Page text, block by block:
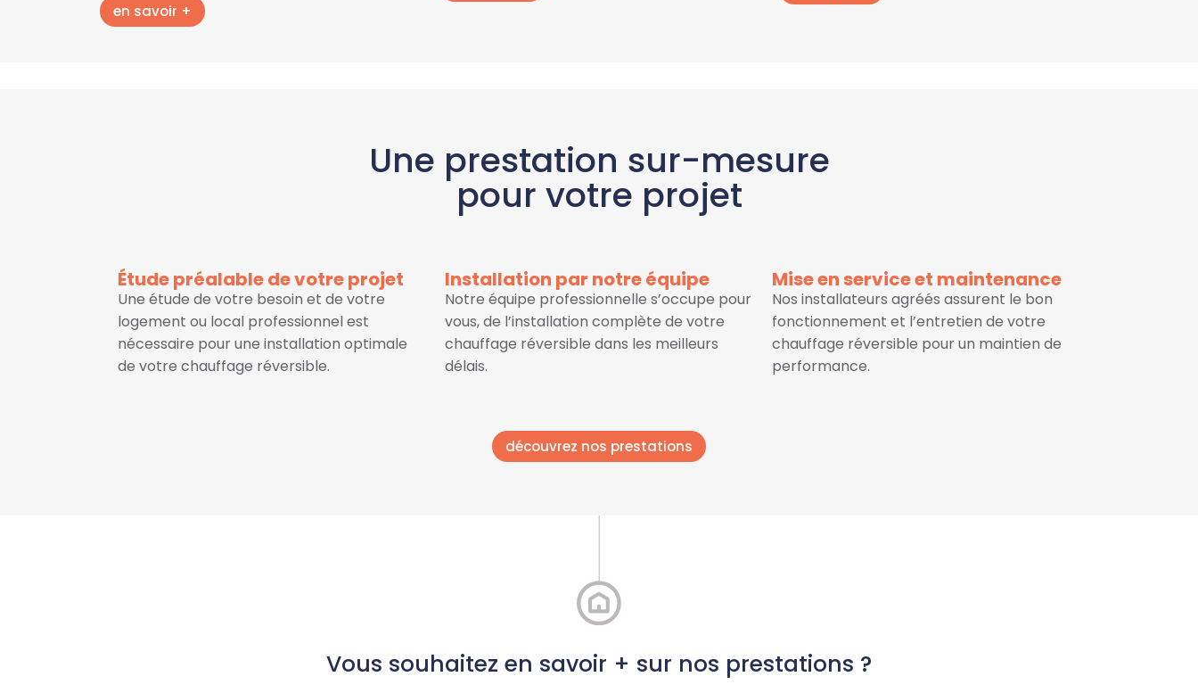
en savoir +
Une prestation sur-mesure
pour votre projet
Étude préalable de votre projet
Une étude de votre besoin et de votre
logement ou local professionnel est
nécessaire pour une installation optimale
de votre chauffage réversible.
Installation par notre équipe
Notre équipe professionnelle s’occupe pour
vous, de l’installation complète de votre
chauffage réversible dans les meilleurs
délais.
Mise en service et maintenance
Nos installateurs agréés assurent le bon
fonctionnement et l’entretien de votre
chauffage réversible pour un maintien de
performance.
découvrez nos prestations
Vous souhaitez en savoir + sur nos prestations ?